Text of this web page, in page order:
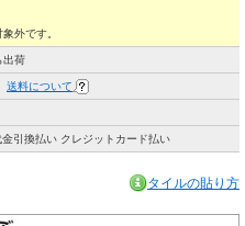
外です。
出荷
送料について
引換払い クレジットカード払い
タイルの貼り方